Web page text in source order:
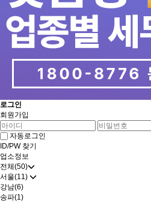
로그인
회원가입
자동로그인
ID/PW 찾기
업소정보
전체(50)
서울(11)
강남(6)
송파(1)